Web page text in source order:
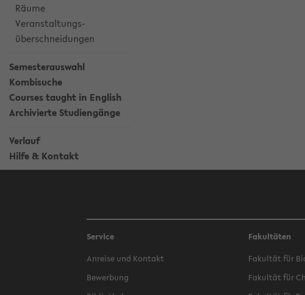
Räume
Veranstaltungs-
überschneidungen
Semesterauswahl
Kombisuche
Courses taught in English
Archivierte Studiengänge
Verlauf
Hilfe & Kontakt
Service
Anreise und Kontakt
Bewerbung
Fakultäten
Fakultät für
Fakultät für